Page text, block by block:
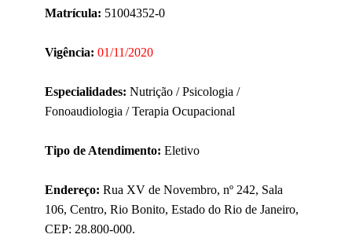
Matrícula: 51004352-0
Vigência: 01/11/2020
Especialidades: Nutrição / Psicologia /
Fonoaudiologia / Terapia Ocupacional
Tipo de Atendimento: Eletivo
Endereço: Rua XV de Novembro, nº 242, Sala
106, Centro, Rio Bonito, Estado do Rio de Janeiro,
CEP: 28.800-000.